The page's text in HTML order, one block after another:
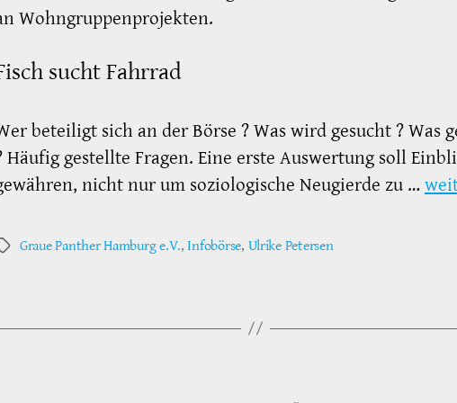
Wohngruppenprojekten.
sucht Fahrrad
beteiligt sich an der Börse ? Was wird gesucht ? Was
Häufig gestellte Fragen. Eine erste Auswertung soll
nicht nur um soziologische Neugierde zu …
Graue Panther Hamburg e.V.,Infobörse, Ulrike Petersen